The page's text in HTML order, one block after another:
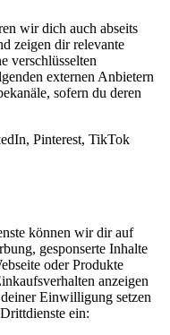
wir dich auch abseits
zeigen dir relevante
verschlüsselten
externen Anbietern
sofern du deren
Pinterest, TikTok
können wir dir auf
gesponserte Inhalte
oder Produkte
anzeigen
Einwilligung setzen
ein: